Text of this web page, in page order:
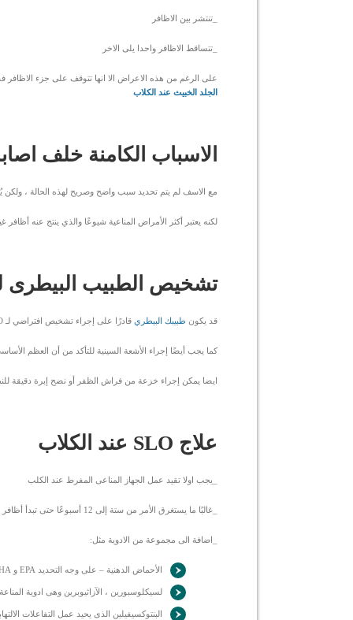
_تنتشر بين الاظافر
_تتساقط الاظافر واحدا يلى الاخر
على الرغم من هذه الاعراض الا انها تتوقف على جزء
الجلد الخبيث عند الكلاب
الاسباب الكامنة خلف
مع الاسف لم يتم تحديد سبب واضح وصريح لهذه الحالة ،
لكنه يعتبر أكثر الأمراض المناعية شيوعًا والذي ينتج عنه أظافر
تشخيص الطبيب البيطرى
قد يكون طبيبك البيطري قادرًا على إجراء تشخيص افتراضي لـ SLO بسبب حالة أظافر القدم وتاريخ كلبك.
كما يجب أيضًا إجراء الأشعة السينية للتأكد من أن العظم
ايضا يمكن إجراء خزعة من فراش الظفر أو نضح إبرة دقيقة
علاج SLO عند الكلاب
_يجب اولا تقيد عمل الجهاز المناعى المفرط عند الكلب
_غالبًا ما يستغرق الأمر من ستة إلى 12 أسبوعًا حتى تبدأ أظافر القدم في التحسن.
_اضافة الى مجموعة من الادوية مثل:
الأحماض الدهنية – على وجه التحديد EPA و DHA الموجودة بشكل شائع في زيوت الأسماك
لسيكلوسبورين ، الآزاثيوبرين وهى ادوية
البنتوكسيفيلين الذى يحيد عمل التفاعلات